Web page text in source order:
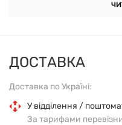
ДОСТАВКА
Доставка по Україні:
У відділення /
За тарифами
видов белков.
реакции. Передовые
вкус.Преимущества